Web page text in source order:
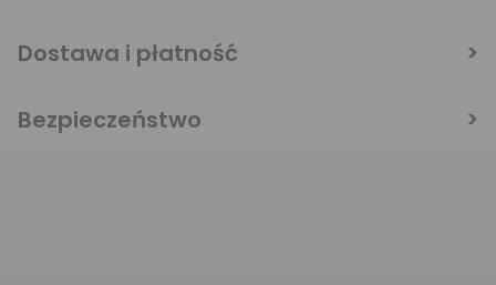
Dostawa i płatność
Bezpieczeństwo